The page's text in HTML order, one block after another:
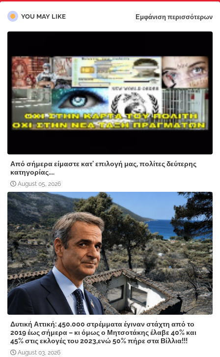
YOU MAY LIKE Εμφάνιση περισσότερων
Από σήμερα είμαστε κατ' επιλογή μας, πολίτες δεύτερης
κατηγορίας....
August 05, 2026
Δυτική Αττική: 450.000 στρέμματα έγιναν στάχτη από το
2019 έως σήμερα – κι όμως ο Μητσοτάκης έλαβε 40% και
45% στις εκλογές του 2023,ενώ 50% πήρε στα Βίλλια!!!
August 03, 2026